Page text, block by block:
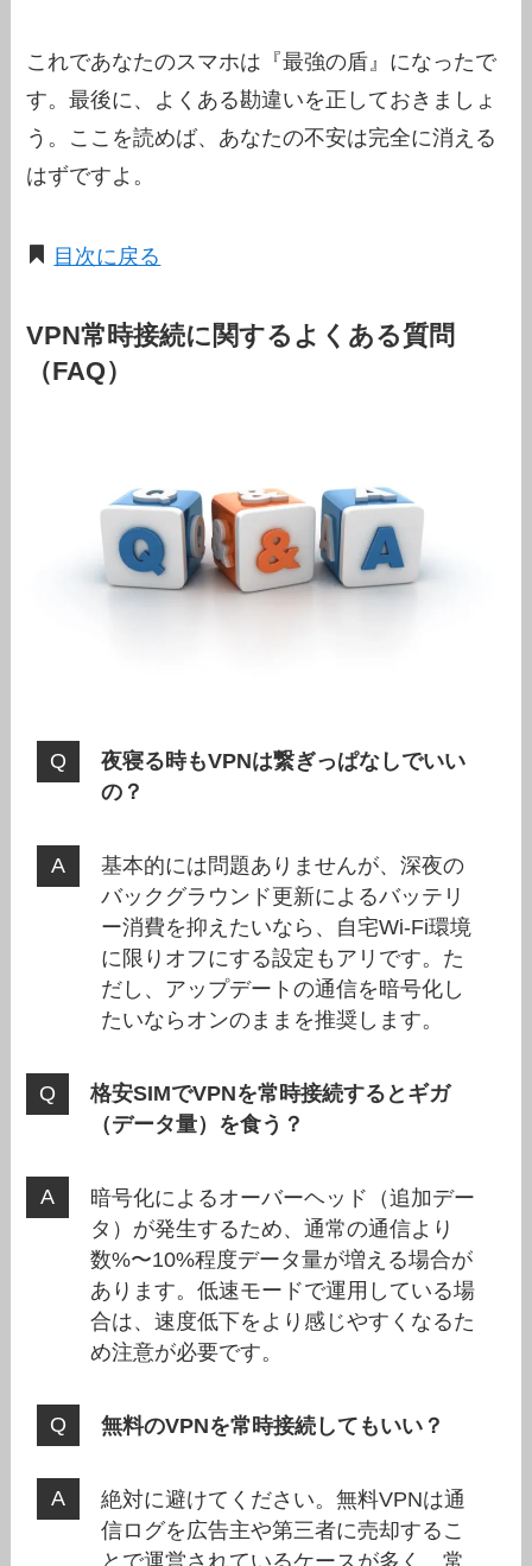
これであなたのスマホは『最強の盾』になったで
す。最後に、よくある勘違いを正しておきましょ
う。ここを読めば、あなたの不安は完全に消える
はずですよ。
目次に戻る
VPN常時接続に関するよくある質問
（FAQ）
夜寝る時もVPNは繋ぎっぱなしでいい
の？
基本的には問題ありませんが、深夜の
バックグラウンド更新によるバッテリ
ー消費を抑えたいなら、自宅Wi-Fi環境
に限りオフにする設定もアリです。た
だし、アップデートの通信を暗号化し
たいならオンのままを推奨します。
格安SIMでVPNを常時接続するとギガ
（データ量）を食う？
暗号化によるオーバーヘッド（追加デー
タ）が発生するため、通常の通信より
数%〜10%程度データ量が増える場合が
あります。低速モードで運用している場
合は、速度低下をより感じやすくなるた
め注意が必要です。
無料のVPNを常時接続してもいい？
絶対に避けてください。無料VPNは通
信ログを広告主や第三者に売却するこ
とで運営されているケースが多く、常